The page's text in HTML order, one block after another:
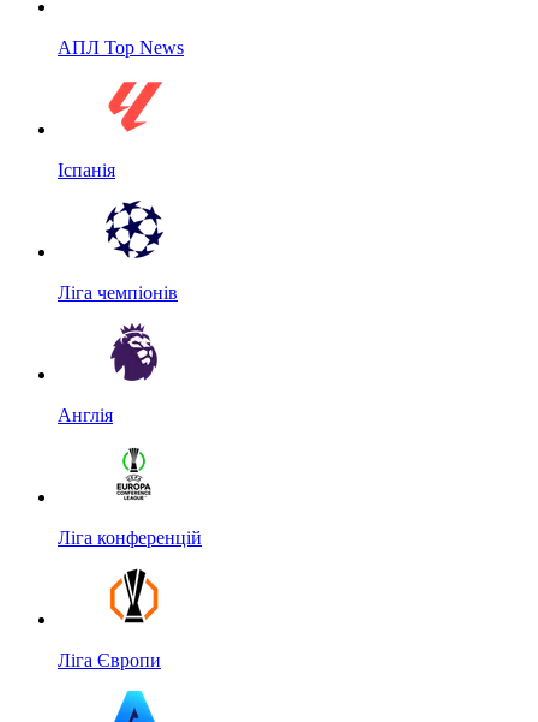
АПЛ Top News
Іспанія
Ліга чемпіонів
Англія
Ліга конференцій
Ліга Європи